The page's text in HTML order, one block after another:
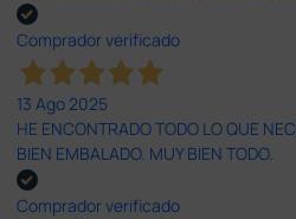
Comprador verificado
13 Ago 2025
HE ENCONTRADO TODO LO QUE
BIEN EMBALADO. MUY BIEN TODO.
Comprador verificado